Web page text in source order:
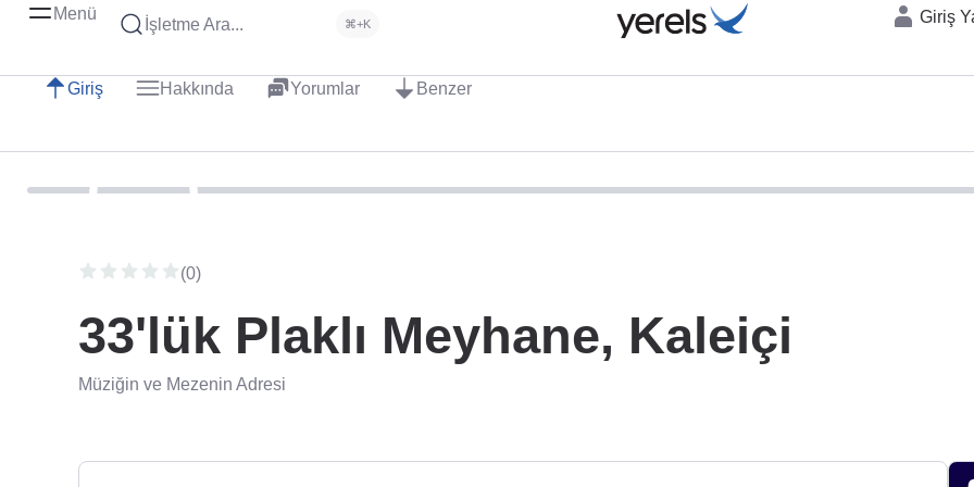
Menü
İşletme Ara... ⌘+K Giriş
Giriş Hakkında Yorumlar Benzer
(0)
33'lük Plaklı Meyhane, Kaleiçi
Müziğin ve Mezenin Adresi